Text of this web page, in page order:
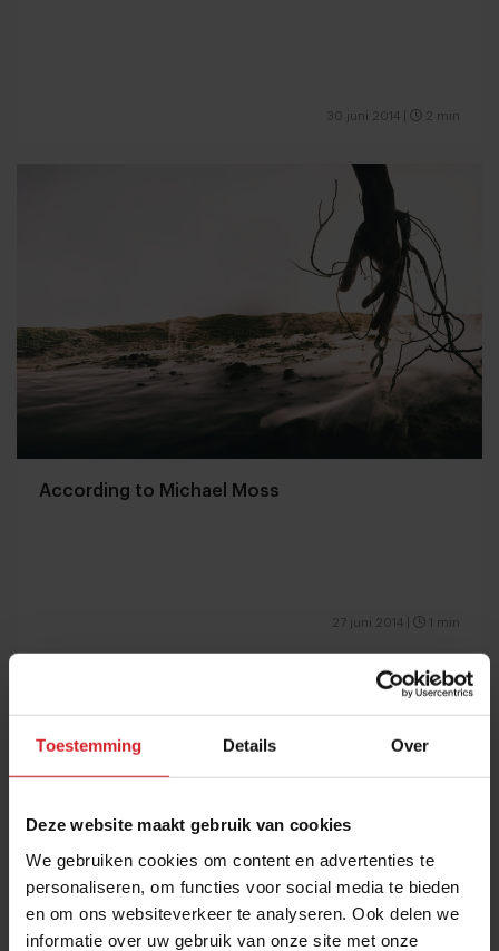
Toestemming Details Over
Deze website maakt gebruik van cookies
We gebruiken cookies om content en advertenties te
personaliseren, om functies voor social media te bieden
en om ons websiteverkeer te analyseren. Ook delen we
informatie over uw gebruik van onze site met onze
30 juni 2014 2 min
According to Michael Moss
27 juni 2014 1 min